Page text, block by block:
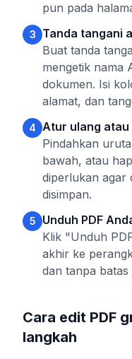
pun pada
3
Tanda tangani
Buat tanda
mengetik nama
dokumen. Isi
alamat, dan
4 Atur ulang atau
Pindahkan
bawah, atau
diperlukan agar
disimpan.
5
Unduh PDF
Klik "Unduh
akhir ke
dan tanpa batas
Cara edit PDF
langkah